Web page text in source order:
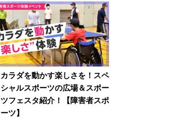
カラダを動かす楽しさを！スペ
シャルスポーツの広場＆スポー
ツフェスタ紹介！【障害者スポ
ーツ】